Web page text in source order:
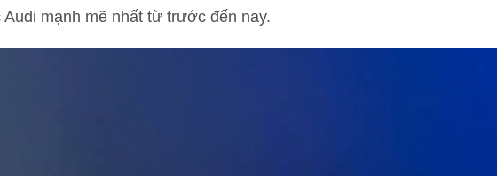
mạnh mẽ nhất từ ​​​​trước đến nay.